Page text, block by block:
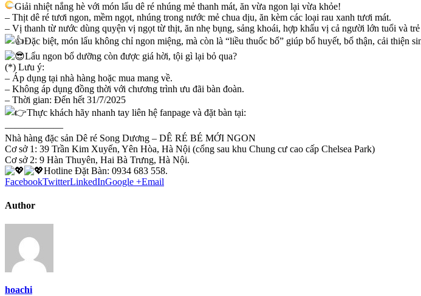
Giải nhiệt nắng hè với món lẩu dê ré nhúng mẻ thanh mát, ăn vừa ngon lại vừa khỏe!
– Thịt dê ré tươi ngon, mềm ngọt, nhúng trong nước mẻ chua dịu, ăn kèm các loại rau xanh tươi mát.
– Vị thanh từ nước dùng quyện vị ngọt từ thịt, ăn nhẹ bụng, sảng khoái, hợp khẩu vị cả người lớn tuổi và trẻ
Đặc biệt, món lẩu không chỉ ngon miệng, mà còn là “liều thuốc bổ” giúp bổ huyết, bổ thận, cải thiện
Lẩu ngon bổ dưỡng còn được giá hời, tội gì lại bỏ qua?
(*) Lưu ý:
– Áp dụng tại nhà hàng hoặc mua mang về.
– Không áp dụng đồng thời với chương trình ưu đãi bàn đoàn.
– Thời gian: Đến hết 31/7/2025
Thực khách hãy nhanh tay liên hệ fanpage và đặt bàn tại:
——————
Nhà hàng đặc sản Dê ré Song Dương – DÊ RÉ BÉ MỚI NGON
Cơ sở 1: 39 Trần Kim Xuyến, Yên Hòa, Hà Nội (cổng sau khu Chung cư cao cấp Chelsea Park)
Cơ sở 2: 9 Hàn Thuyên, Hai Bà Trưng, Hà Nội.
Hotline Đặt Bàn: 0934 683 558.
FacebookTwitterLinkedInGoogle +Email
Author
hoachi